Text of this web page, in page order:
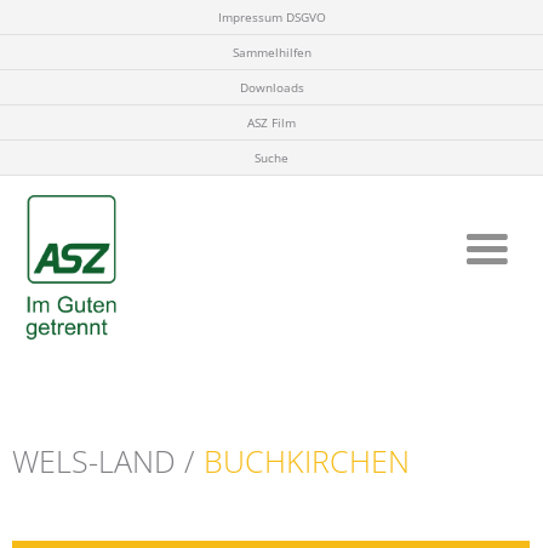
Impressum DSGVO
Sammelhilfen
Downloads
ASZ Film
Suche
WELS-LAND / BUCHKIRCHEN